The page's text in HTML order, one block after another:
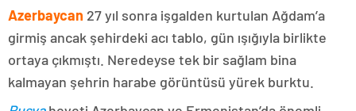
Azerbaycan 27 yıl sonra işgalden kurtulan Ağdam’a
girmiş ancak şehirdeki acı tablo, gün ışığıyla birlikte
ortaya çıkmıştı. Neredeyse tek bir sağlam bina
kalmayan şehrin harabe görüntüsü yürek burktu.